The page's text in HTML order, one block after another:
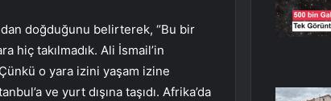
doğduğunu belirterek, “Bu bir
hiç takılmadık. Ali İsmail’in
o yara izini yaşam izine
ve yurt dışına taşıdı. Afrika’da